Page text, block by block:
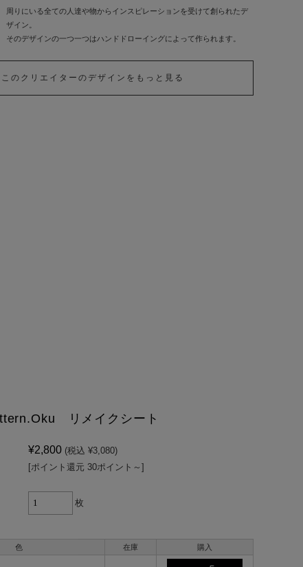
周りにいる全ての人達や物からインスピレーションを受けて創られたデ
ザイン。
そのデザインの一つ一つはハンドドローイングによって作られます。
このクリエイターのデザインをもっと見る
リメイクシート
¥2,800 (税込 ¥3,080)
[ポイント還元 30ポイント～]
枚
色 在庫 購入